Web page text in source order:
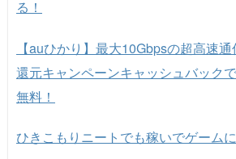
る！
【auひかり】最大10Gbpsの超高速
還元キャンペーンキャッシュバック
無料！
ひきこもりニートでも稼いでゲーム